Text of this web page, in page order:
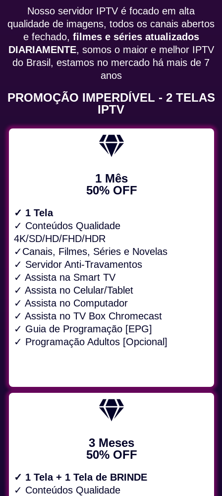
Nosso servidor IPTV é focado em alta
qualidade de imagens, todos os canais abertos
e fechado, filmes e séries atualizados
DIARIAMENTE, somos o maior e melhor IPTV
do Brasil, estamos no mercado há mais de 7
anos
PROMOÇÃO IMPERDÍVEL - 2 TELAS
IPTV
1 Mês
50% OFF
✓ 1 Tela
✓ Conteúdos Qualidade
4K/SD/HD/FHD/HDR
✓Canais, Filmes, Séries e Novelas
✓ Servidor Anti-Travamentos
✓ Assista na Smart TV
✓ Assista no Celular/Tablet
✓ Assista no Computador
✓ Assista no TV Box Chromecast
✓ Guia de Programação [EPG]
✓ Programação Adultos [Opcional]
3 Meses
50% OFF
✓ 1 Tela + 1 Tela de BRINDE
✓ Conteúdos Qualidade